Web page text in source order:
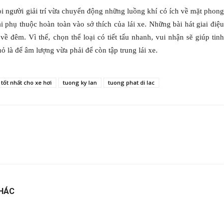
người giải trí vừa chuyển động những luồng khí có ích về mặt phong
phụ thuộc hoàn toàn vào sở thích của lái xe. Những bài hát giai điệu
đêm. Vì thế, chọn thể loại có tiết tấu nhanh, vui nhận sẽ giúp tinh
là để âm lượng vừa phải để còn tập trung lái xe.
nhất cho xe hơi tuong ky lan tuong phat di lac